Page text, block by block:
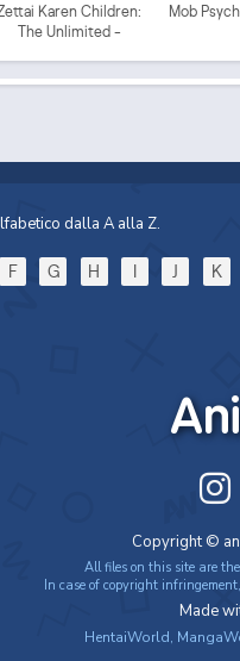
Karen Children:
The Unlimited -
Mob
dalla A alla Z.
F G H I J K
Copyright ©
All files on this site are
In case of copyright
Made
HentaiWorld,